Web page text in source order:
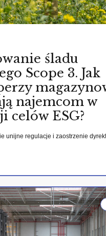
śladu
Scope 3. Jak
najemcom w
celów ESG?
unijne regulacje i zaostrzenie